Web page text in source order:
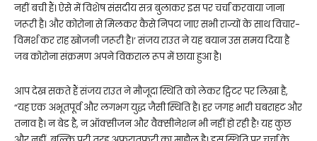
नहीं बची हैं। ऐसे में विशेष संसदीय सत्र बुलाकर इस पर चर्चा करवाया जाना
जरूरी है। और कोरोना से मिलकर कैसे निपटा जाए सभी राज्यों के साथ विचार-
विमर्श कर राह खोजनी जरूरी है।’ संजय राउत ने यह बयान उस समय दिया है
जब कोरोना संक्रमण अपने विकराल रूप में छाया हुआ है।
आप देख सकते हैं संजय राउत ने मौजूदा स्थिति को लेकर ट्विटर पर लिखा है,
“यह एक अभूतपूर्व और लगभग युद्ध जैसी स्थिति है। हर जगह भारी घबराहट और
तनाव है। न बेड है, न ऑक्सीजन और वैक्सीनेशन भी नहीं हो रही है! यह कुछ